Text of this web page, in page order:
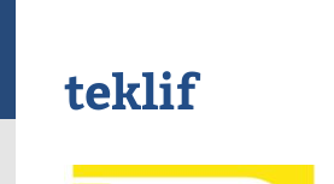
teklif